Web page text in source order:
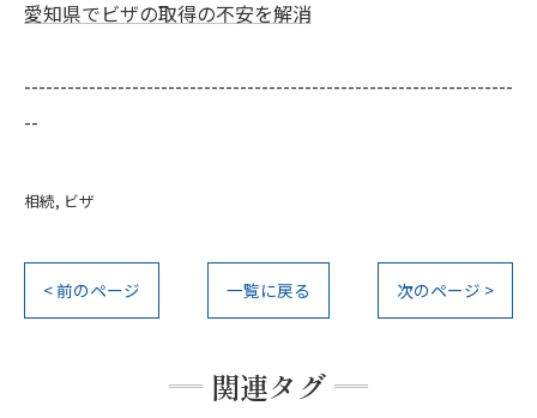
愛知県でビザの取得の不安を解消
--------------------------------------------------------------------
--
相続 ビザ
< 前のページ 一覧に戻る 次のページ >
関連タグ